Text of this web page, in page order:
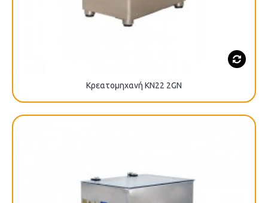
Κρεατομηχανή KN22 2GN